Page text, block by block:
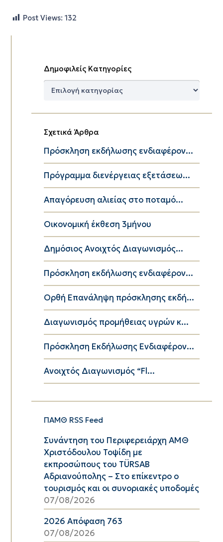
Post Views: 132
Δημοφιλείς Κατηγορίες
Δημοφιλείς
Σχετικά Άρθρα
Πρόσκληση εκδήλωσης ενδιαφέρον...
Πρόγραμμα διενέργειας εξετάσεω...
Απαγόρευση αλιείας στο ποταμό...
Οικονομική έκθεση 3μήνου
Δημόσιος Ανοιχτός Διαγωνισμός...
Πρόσκληση εκδήλωσης ενδιαφέρον...
Ορθή Επανάληψη πρόσκλησης εκδή...
Διαγωνισμός προμήθειας υγρών κ...
Πρόσκληση Εκδήλωσης Ενδιαφέρον...
Ανοιχτός Διαγωνισμός “Fl...
ΠΑΜΘ RSS Feed
Συνάντηση του Περιφερειάρχη ΑΜΘ
Χριστόδουλου Τοψίδη με
εκπροσώπους του TÜRSAB
Αδριανούπολης – Στο επίκεντρο ο
τουρισμός και οι συνοριακές υποδομές
07/08/2026
2026 Απόφαση 763
07/08/2026